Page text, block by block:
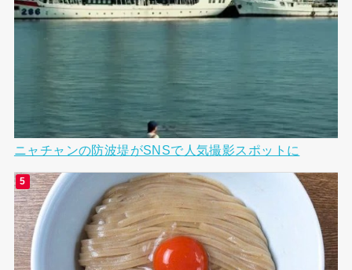
ニャチャンの防波堤がSNSで人気撮影スポットに